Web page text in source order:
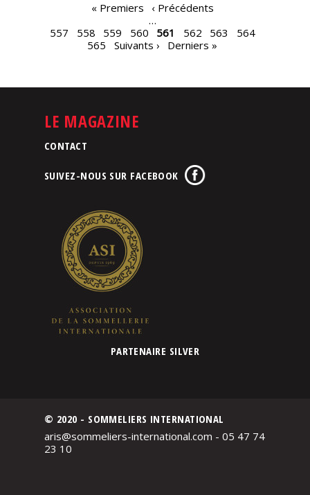
« Premiers
‹ Précédents
…
557
558 559 560 561 562 563
564
565
Suivants › Derniers »
LE MAGAZINE
CONTACT
SUIVEZ-NOUS SUR FACEBOOK
PARTENAIRE SILVER
© 2020 - SOMMELIERS INTERNATIONAL
aris@sommeliers-international.com - 05 47 74
23 10